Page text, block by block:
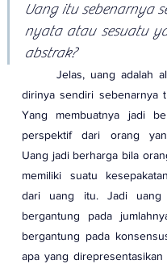
Uang itu sebenarnya
nyata atau sesuatu
abstrak?
dirinya sendiri sebenarnya
Yang membuatnya jadi
perspektif dari orang
Uang jadi berharga bila
memiliki suatu
dari uang itu. Jadi uang
bergantung pada
bergantung pada
apa yang